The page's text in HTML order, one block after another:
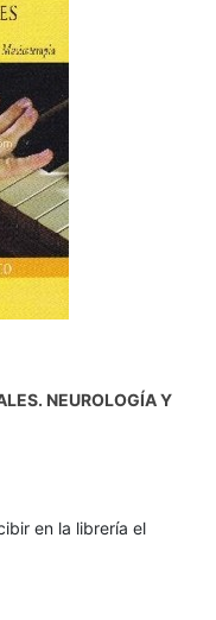
NEUROLOGÍA Y
en la librería el